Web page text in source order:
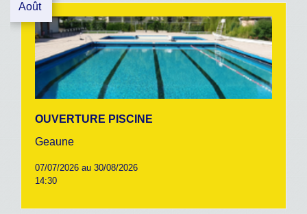
Août
OUVERTURE PISCINE
Geaune
07/07/2026 au 30/08/2026
14:30